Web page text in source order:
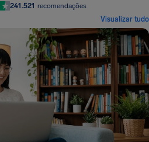
241.521 recomendações
Visualizar tudo